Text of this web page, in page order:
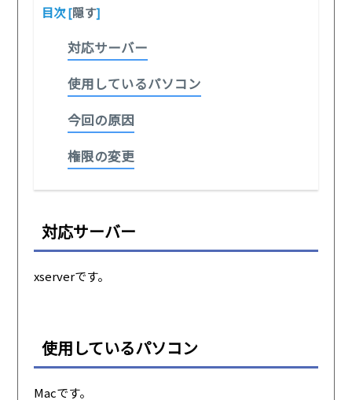
目次[隠す]
対応サーバー
使用しているパソコン
今回の原因
権限の変更
対応サーバー
xserverです。
使用しているパソコン
Macです。